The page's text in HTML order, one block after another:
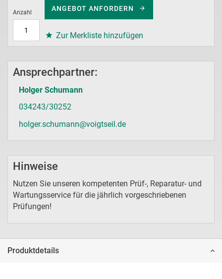
Anzahl
ANGEBOT ANFORDERN
Zur Merkliste hinzufügen
Ansprechpartner:
Holger Schumann
034243/30252
holger.schumann@voigtseil.de
Hinweise
Nutzen Sie unseren kompetenten Prüf-, Reparatur- und
Wartungsservice für die jährlich vorgeschriebenen
Prüfungen!
Produktdetails